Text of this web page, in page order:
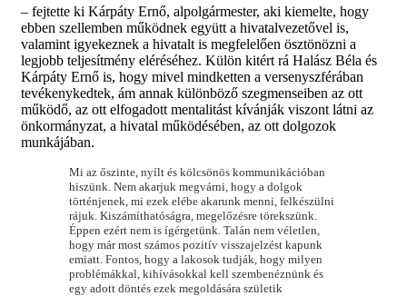
– fejtette ki Kárpáty Ernő, alpolgármester, aki kiemelte, hogy
ebben szellemben működnek együtt a hivatalvezetővel is,
valamint igyekeznek a hivatalt is megfelelően ösztönözni a
legjobb teljesítmény eléréséhez. Külön kitért rá Halász Béla és
Kárpáty Ernő is, hogy mivel mindketten a versenyszférában
tevékenykedtek, ám annak különböző szegmenseiben az ott
működő, az ott elfogadott mentalitást kívánják viszont látni az
önkormányzat, a hivatal működésében, az ott dolgozok
munkájában.
Mi az őszinte, nyílt és kölcsönös kommunikációban
hiszünk. Nem akarjuk megvárni, hogy a dolgok
történjenek, mi ezek elébe akarunk menni, felkészülni
rájuk. Kiszámíthatóságra, megelőzésre törekszünk.
Éppen ezért nem is ígérgetünk. Talán nem véletlen,
hogy már most számos pozitív visszajelzést kapunk
emiatt. Fontos, hogy a lakosok tudják, hogy milyen
problémákkal, kihívásokkal kell szembenéznünk és
egy adott döntés ezek megoldására születik